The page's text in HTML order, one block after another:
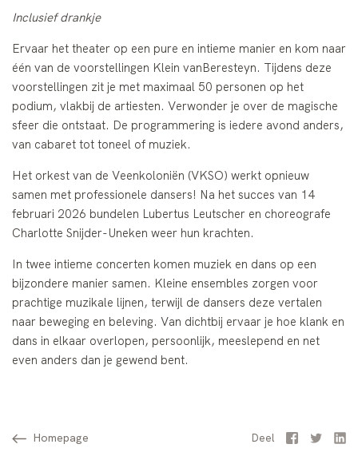
Inclusief drankje
Ervaar het theater op een pure en intieme manier en kom naar
één van de voorstellingen Klein vanBeresteyn. Tijdens deze
voorstellingen zit je met maximaal 50 personen op het
podium, vlakbij de artiesten. Verwonder je over de magische
sfeer die ontstaat. De programmering is iedere avond anders,
van cabaret tot toneel of muziek.
Het orkest van de Veenkoloniën (VKSO) werkt opnieuw
samen met professionele dansers! Na het succes van 14
februari 2026 bundelen Lubertus Leutscher en choreografe
Charlotte Snijder-Uneken weer hun krachten.
In twee intieme concerten komen muziek en dans op een
bijzondere manier samen. Kleine ensembles zorgen voor
prachtige muzikale lijnen, terwijl de dansers deze vertalen
naar beweging en beleving. Van dichtbij ervaar je hoe klank en
dans in elkaar overlopen, persoonlijk, meeslepend en net
even anders dan je gewend bent.
Homepage Deel Facebook
Twitter